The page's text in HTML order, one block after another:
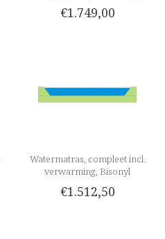
€1.749,00
Watermatras, compleet incl.
verwarming, Bisonyl
€1.512,50